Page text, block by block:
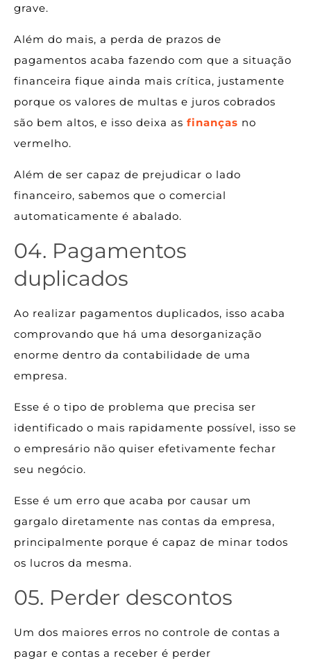
grave.
Além do mais, a perda de prazos de
pagamentos acaba fazendo com que a situação
financeira fique ainda mais crítica, justamente
porque os valores de multas e juros cobrados
são bem altos, e isso deixa as finanças no
vermelho.
Além de ser capaz de prejudicar o lado
financeiro, sabemos que o comercial
automaticamente é abalado.
04. Pagamentos
duplicados
Ao realizar pagamentos duplicados, isso acaba
comprovando que há uma desorganização
enorme dentro da contabilidade de uma
empresa.
Esse é o tipo de problema que precisa ser
identificado o mais rapidamente possível, isso se
o empresário não quiser efetivamente fechar
seu negócio.
Esse é um erro que acaba por causar um
gargalo diretamente nas contas da empresa,
principalmente porque é capaz de minar todos
os lucros da mesma.
05. Perder descontos
Um dos maiores erros no controle de contas a
pagar e contas a receber é perder